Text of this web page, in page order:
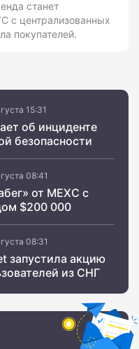
станет
с централизованных
покупателей.
15:31
об инциденте
безопасности
08:41
от MEXC с
$200 000
08:31
запустила акцию
из СНГ